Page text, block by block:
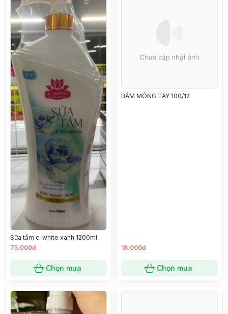
Sữa tắm c-white xanh 1200ml
75.000đ
Chọn mua
BẤM MÓNG TAY 100/12
18.000đ
Chọn mua